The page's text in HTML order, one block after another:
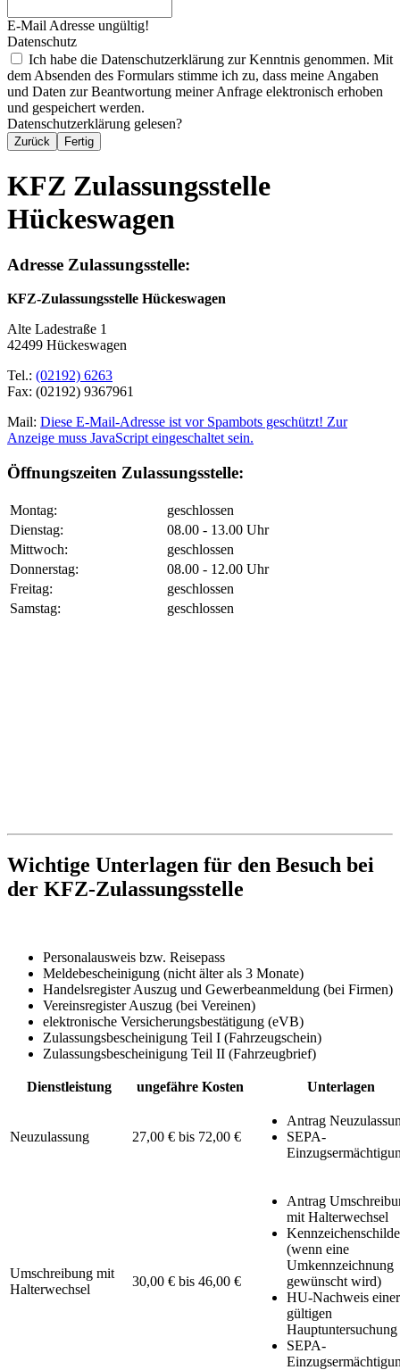
E-Mail Adresse ungültig!
Datenschutz
Ich habe die Datenschutzerklärung zur Kenntnis genommen. Mit
dem Absenden des Formulars stimme ich zu, dass meine Angaben
und Daten zur Beantwortung meiner Anfrage elektronisch erhoben
und gespeichert werden.
Datenschutzerklärung gelesen?
Zurück Fertig
KFZ Zulassungsstelle
Hückeswagen
Adresse Zulassungsstelle:
KFZ-Zulassungsstelle Hückeswagen
Alte Ladestraße 1
42499 Hückeswagen
Tel.: (02192) 6263
Fax: (02192) 9367961
Mail: Diese E-Mail-Adresse ist vor Spambots geschützt! Zur
Anzeige muss JavaScript eingeschaltet sein.
Öffnungszeiten Zulassungsstelle:
Montag:
geschlossen
Dienstag:
08.00 - 13.00 Uhr
Mittwoch:
geschlossen
Donnerstag:
08.00 - 12.00 Uhr
Freitag:
geschlossen
Samstag:
geschlossen
Wichtige Unterlagen für den Besuch bei
der KFZ-Zulassungsstelle
Personalausweis bzw. Reisepass
Meldebescheinigung (nicht älter als 3 Monate)
Handelsregister Auszug und Gewerbeanmeldung (bei Firmen)
Vereinsregister Auszug (bei Vereinen)
elektronische Versicherungsbestätigung (eVB)
Zulassungsbescheinigung Teil I (Fahrzeugschein)
Zulassungsbescheinigung Teil II (Fahrzeugbrief)
Dienstleistung ungefähre Kosten Unterlagen
Neuzulassung 27,00 € bis 72,00 €
Antrag
SEPA-
Umschreibung mit
Halterwechsel
30,00 € bis 46,00 €
Antrag
mit Halterwechsel
(wenn eine
Umkennzeichnung
gewünscht wird)
HU-Nachweis einer
gültigen
Hauptuntersuchung
SEPA-